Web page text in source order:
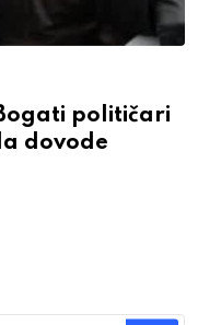
Bogati političari
dovode